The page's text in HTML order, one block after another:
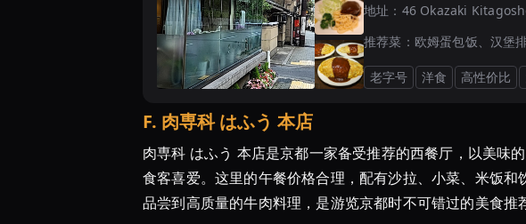
地址： 46 Okazaki
推荐菜： 欧姆蛋包饭、汉堡
老字号 洋食 高性价比
F. 肉専科 はふう 本店
肉専科 はふう 本店是京都一家备受推荐的西餐厅，以美味
食客喜爱。这里的午餐价格合理，配有沙拉、小菜、米饭
品尝到高质量的牛肉料理，是游览京都时不可错过的美食推